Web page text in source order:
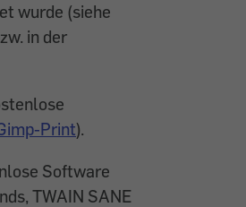
wurde (siehe
in der
Print).
Software
TWAIN SANE